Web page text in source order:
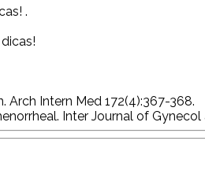
.
Arch Intern Med 172(4):367-368.
Inter Journal of Gynecol